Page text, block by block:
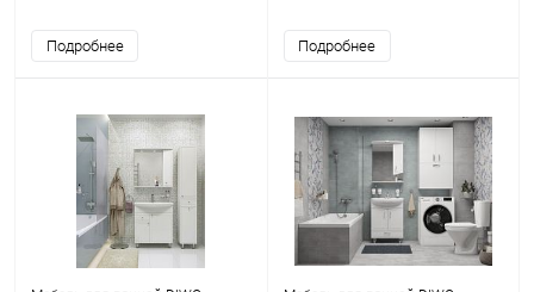
Подробнее Подробнее